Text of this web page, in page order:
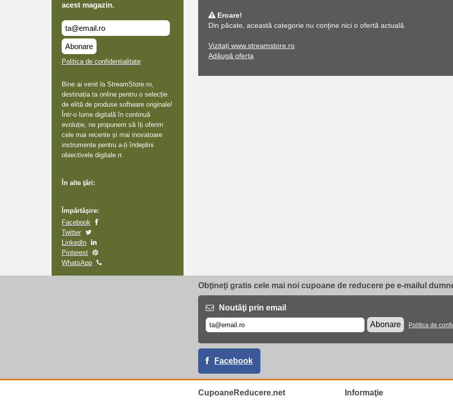
acest magazin.
Abonare
Politica de confidentialitate
Bine ai venit la StreamStore.ro,
destinația ta online pentru o selecție
de elită de produse software originale!
Într-o lume digitală în continuă
evoluție, ne propunem să îți oferim
cele mai recente și mai inovatoare
instrumente pentru a-ți îndeplini
obiectivele digitale.rr.
În alte ţări:
Împărtăşire:
Facebook
Twitter
LinkedIn
Pinterest
WhatsApp
Eroare!
Din păcate, această categorie nu conţine nici o ofertă actuală.
Vizitați www.streamstore.ro
Adăugă oferta
Obţineţi gratis cele mai noi cupoane de reducere pe e-mailul
Noutăţi prin email
Abonare
Politica de
Facebook
CupoaneReducere.net Informaţie